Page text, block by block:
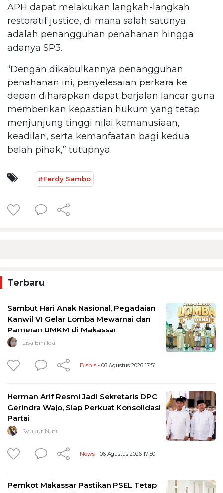
APH dapat melakukan langkah-langkah
restoratif justice, di mana salah satunya
adalah penangguhan penahanan hingga
adanya SP3.
“Dengan dikabulkannya penangguhan
penahanan ini, penyelesaian perkara ke
depan diharapkan dapat berjalan lancar guna
memberikan kepastian hukum yang tetap
menjunjung tinggi nilai kemanusiaan,
keadilan, serta kemanfaatan bagi kedua
belah pihak,” tutupnya.
#Ferdy Sambo
Terbaru
Sambut Hari Anak Nasional, Pegadaian
Kanwil VI Gelar Lomba Mewarnai dan
Pameran UMKM di Makassar
Lisa Emilda
Bisnis - 06 Agustus 2026 17:51
Herman Arif Resmi Jadi Sekretaris DPC
Gerindra Wajo, Siap Perkuat Konsolidasi
Partai
Syukur Nutu
News - 06 Agustus 2026 17:50
Pemkot Makassar Pastikan PSEL Tetap